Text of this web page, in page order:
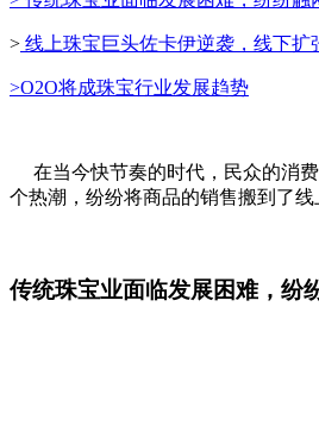
> 线上珠宝巨头佐卡伊逆袭，线下扩
>O2O将成珠宝行业发展趋势
在当今快节奏的时代，民众的消费
个热潮，纷纷将商品的销售搬到了
传统珠宝业面临发展困难，纷